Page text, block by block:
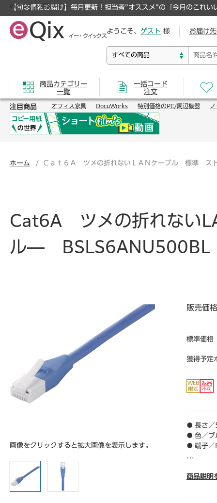
【旬な情報お届け】毎月更新！担当者”オススメ”の『今月のこれい
のオフィス通販サイト
ようこそ、 ゲスト 様 お届け
商品カテゴリー
一覧
一括コード
注文
注目商品 オフィス家具 DocuWorks 特別価格のPC/周辺機器 ノ
ホーム Ｃａｔ６Ａ ツメの折れないＬＡＮケーブル 標準
Cat6A ツメの折れな
ル―
画像をクリックすると拡大画像を表示します。
販売価格
標準価格
獲得予定
● 長さ／
● 色／
● 端子／
※こちら
い。
商品説明